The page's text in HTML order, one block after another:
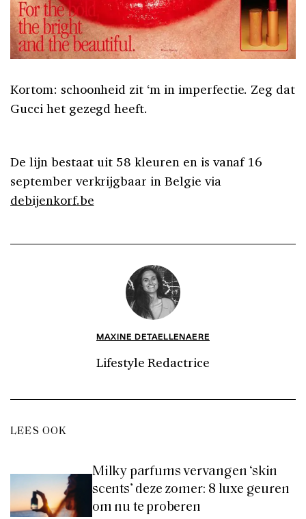
Kortom: schoonheid zit ‘m in imperfectie. Zeg dat
Gucci het gezegd heeft.
De lijn bestaat uit 58 kleuren en is vanaf 16
september verkrijgbaar in Belgie via
debijenkorf.be
MAXINE DETAELLENAERE
Lifestyle Redactrice
LEES OOK
Milky parfums vervangen ‘skin
scents’ deze zomer: 8 luxe geuren
om nu te proberen